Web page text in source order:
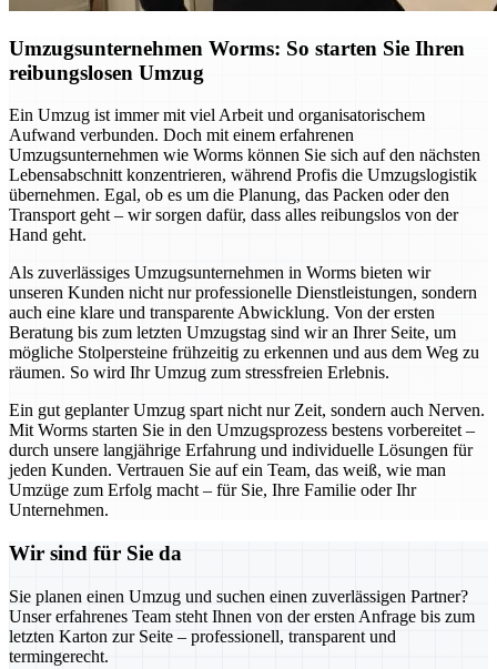
Umzugsunternehmen Worms: So starten Sie Ihren
reibungslosen Umzug
Ein Umzug ist immer mit viel Arbeit und organisatorischem
Aufwand verbunden. Doch mit einem erfahrenen
Umzugsunternehmen wie Worms können Sie sich auf den nächsten
Lebensabschnitt konzentrieren, während Profis die Umzugslogistik
übernehmen. Egal, ob es um die Planung, das Packen oder den
Transport geht – wir sorgen dafür, dass alles reibungslos von der
Hand geht.
Als zuverlässiges Umzugsunternehmen in Worms bieten wir
unseren Kunden nicht nur professionelle Dienstleistungen, sondern
auch eine klare und transparente Abwicklung. Von der ersten
Beratung bis zum letzten Umzugstag sind wir an Ihrer Seite, um
mögliche Stolpersteine frühzeitig zu erkennen und aus dem Weg zu
räumen. So wird Ihr Umzug zum stressfreien Erlebnis.
Ein gut geplanter Umzug spart nicht nur Zeit, sondern auch Nerven.
Mit Worms starten Sie in den Umzugsprozess bestens vorbereitet –
durch unsere langjährige Erfahrung und individuelle Lösungen für
jeden Kunden. Vertrauen Sie auf ein Team, das weiß, wie man
Umzüge zum Erfolg macht – für Sie, Ihre Familie oder Ihr
Unternehmen.
Wir sind für Sie da
Sie planen einen Umzug und suchen einen zuverlässigen Partner?
Unser erfahrenes Team steht Ihnen von der ersten Anfrage bis zum
letzten Karton zur Seite – professionell, transparent und
termingerecht.